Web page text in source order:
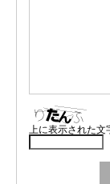
上に表示された文